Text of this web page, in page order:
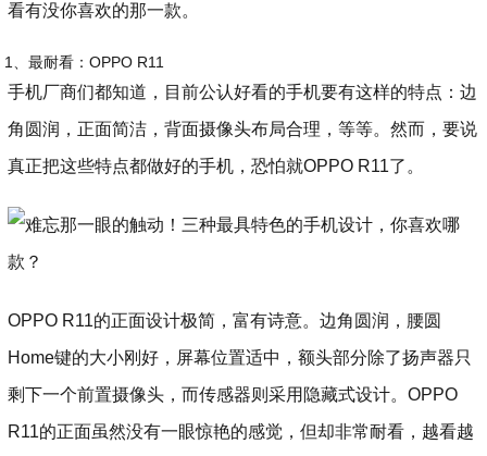
看有没你喜欢的那一款。
1、最耐看：OPPO R11
手机厂商们都知道，目前公认好看的手机要有这样的特点：边
角圆润，正面简洁，背面摄像头布局合理，等等。然而，要说
真正把这些特点都做好的手机，恐怕就OPPO R11了。
OPPO R11的正面设计极简，富有诗意。边角圆润，腰圆
Home键的大小刚好，屏幕位置适中，额头部分除了扬声器只
剩下一个前置摄像头，而传感器则采用隐藏式设计。OPPO
R11的正面虽然没有一眼惊艳的感觉，但却非常耐看，越看越